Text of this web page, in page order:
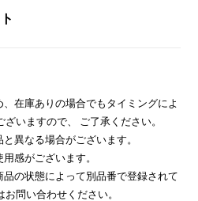
在庫ありの場合でもタイミングによ
いますので、 ご了承ください。
異なる場合がございます。
感がございます。
の状態によって別品番で登録されて
問い合わせください。